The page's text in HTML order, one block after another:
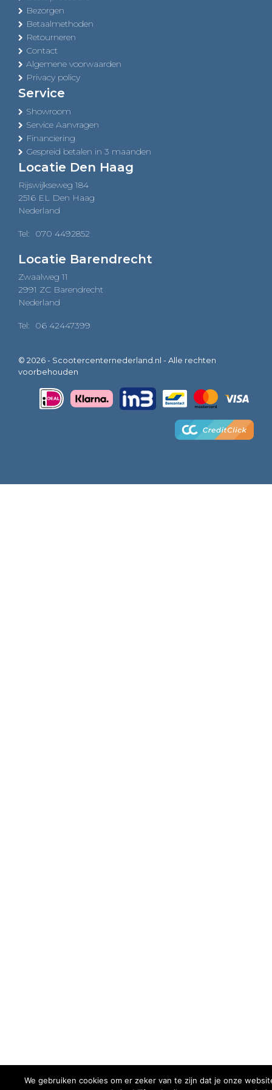
Bezorgen
Betaalmethoden
Retourneren
Contact
Algemene voorwaarden
Privacy policy
Service
Showroom
Service Aanvragen
Financiering
Gespreid betalen in 3 maanden
Locatie Den Haag
Rijswijkseweg 184
2516 EL Den Haag
Nederland
Tel: 070 4492852
Locatie Barendrecht
Zwaalweg 11
2991 ZC Barendrecht
Nederland
Tel: 06 42447399
© 2026 - Scootercenternederland.nl - Alle rechten
voorbehouden
We gebruiken cookies om er zeker van te zijn dat je onze